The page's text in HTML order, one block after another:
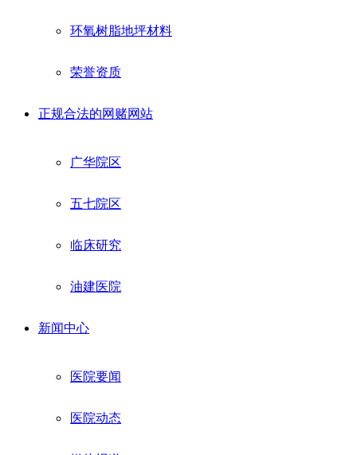
环氧树脂地坪材料
荣誉资质
正规合法的网赌网站
广华院区
五七院区
临床研究
油建医院
新闻中心
医院要闻
医院动态